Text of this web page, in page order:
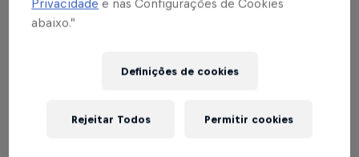
EC São Bernardo 1 x 4 Red Bull Bragantino
Privacidade e nas Configurações de Cookies
abaixo.”
Definições de cookies
Rejeitar Todos Permitir cookies